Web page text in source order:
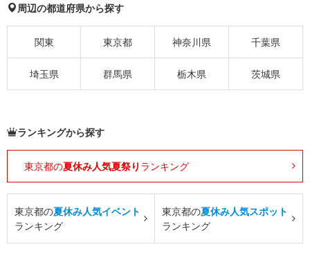
周辺の都道府県から探す
関東 東京都 神奈川県 千葉県
埼玉県 群馬県 栃木県 茨城県
ランキングから探す
東京都の夏休み人気夏祭り ランキング
東京都の夏休み人気イベント
ランキング
東京都の夏休み人気スポット
ランキング